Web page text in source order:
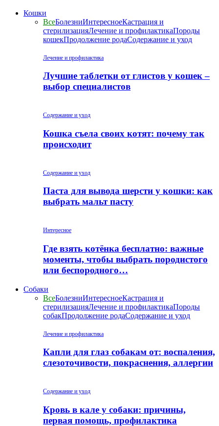
Кошки
ВсеБолезниИнтересноеКастрация и
стерилизацияЛечение и профилактикаПороды
кошекПродолжение родаСодержание и уход
Лечение и профилактика
Лучшие таблетки от глистов у кошек –
выбор специалистов
Содержание и уход
Кошка съела своих котят: почему так
происходит
Содержание и уход
Паста для вывода шерсти у кошки: как
выбрать мальт пасту
Интересное
Где взять котёнка бесплатно: важные
моменты, чтобы выбрать породистого
или беспородного…
Собаки
ВсеБолезниИнтересноеКастрация и
стерилизацияЛечение и профилактикаПороды
собакПродолжение родаСодержание и уход
Лечение и профилактика
Капли для глаз собакам от: воспаления,
слезоточивости, покраснения, аллергии
Содержание и уход
Кровь в кале у собаки: причины,
первая помощь, профилактика